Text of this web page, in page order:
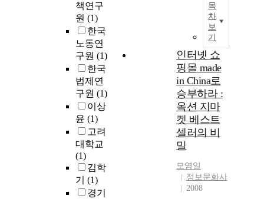
책연구
원 (1)
한국
노동연
구원 (1)
한국
법제연
구원 (1)
이상
윤 (1)
고려
대학교
(1)
김학
기 (1)
경기
목
차
보
기
인터넷 쇼
핑몰 made
in China로
승부하라 :
옥션 지마
켓 베스트
셀러의 비
밀
모영일
정보문화사
2008